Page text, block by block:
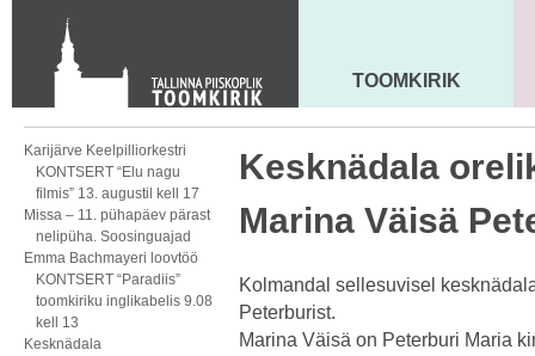
KONTAKT
Toom-Kooli 6, 10130 TALLINN
tallinna.toom@eelk.ee
MAARJA KIRIK
TOOMKIRIK
Karijärve Keelpilliorkestri
KONTSERT “Elu nagu
filmis” 13. augustil kell 17
Missa – 11. pühapäev pärast
nelipüha. Soosinguajad
Emma Bachmayeri loovtöö
KONTSERT “Paradiis”
toomkiriku inglikabelis 9.08
kell 13
Kesknädala
Kesknädala
Marina Väisä
Kolmandal sellesuvisel
Peterburist.
Marina Väisä on Peterburi Maria